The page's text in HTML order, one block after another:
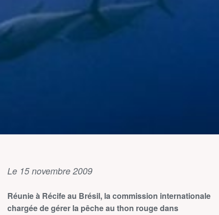
Le 15 novembre 2009
Réunie à Récife au Brésil, la commission internationale
chargée de gérer la pêche au thon rouge dans